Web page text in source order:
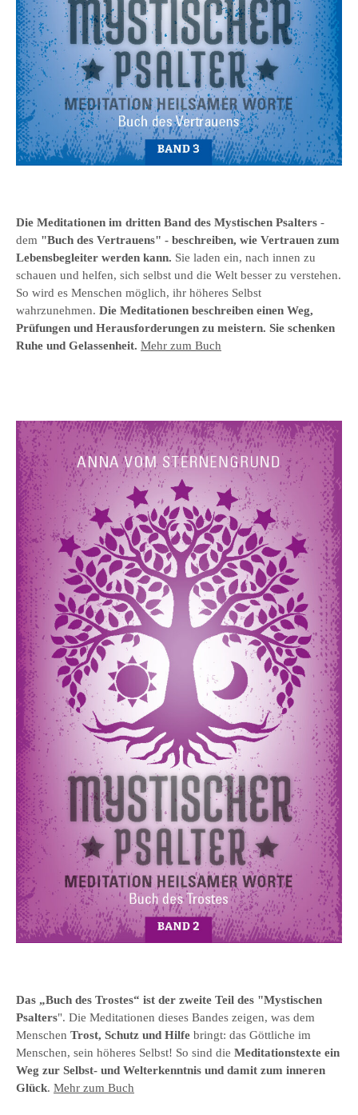
Die Meditationen im dritten Band des Mystischen Psalters -
dem "Buch des Vertrauens" - beschreiben, wie Vertrauen zum
Lebensbegleiter werden kann. Sie laden ein, nach innen zu
schauen und helfen, sich selbst und die Welt besser zu verstehen.
So wird es Menschen möglich, ihr höheres Selbst
wahrzunehmen. Die Meditationen beschreiben einen Weg,
Prüfungen und Herausforderungen zu meistern. Sie schenken
Ruhe und Gelassenheit. Mehr zum Buch
Das „Buch des Trostes“ ist der zweite Teil des "Mystischen
Psalters". Die Meditationen dieses Bandes zeigen, was dem
Menschen Trost, Schutz und Hilfe bringt: das Göttliche im
Menschen, sein höheres Selbst! So sind die Meditationstexte ein
Weg zur Selbst- und Welterkenntnis und damit zum inneren
Glück. Mehr zum Buch